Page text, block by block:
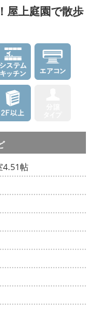
屋上庭園で散歩
4.51帖